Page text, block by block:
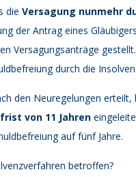
die Versagung nunmehr
der Antrag eines
Versagungsanträge
durch die
den Neuregelungen erteilt,
von 11 Jahren
auf fünf Jahre.
betroffen?